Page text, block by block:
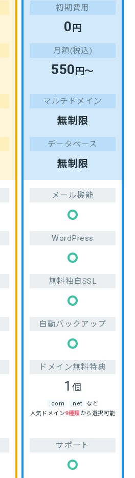
初期費用
0 円
月額(税込)
550 円～
マルチドメイン
無制限
データベース
無制限
メール機能
WordPress
無料独自SSL
自動バックアップ
ドメイン無料特典
1 個
.com .net
など
人気ドメイン9種類 から選択可能
サポート